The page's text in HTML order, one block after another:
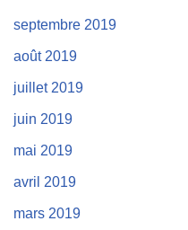
septembre 2019
août 2019
juillet 2019
juin 2019
mai 2019
avril 2019
mars 2019